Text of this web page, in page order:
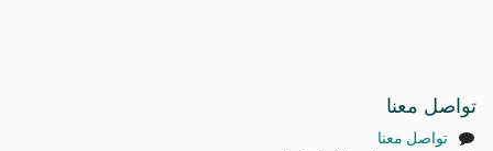
تواصل معنا
تواصل معنا